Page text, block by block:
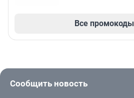
Все промокоды
Сообщить новость